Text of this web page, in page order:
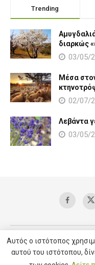
Trending
διαρκώς
03/05/
Μέσα
02/07/
Λεβάντα
03/05/
Copyright © 2025
Αυτός ο ιστότοπος
αυτού του ιστότοπου,